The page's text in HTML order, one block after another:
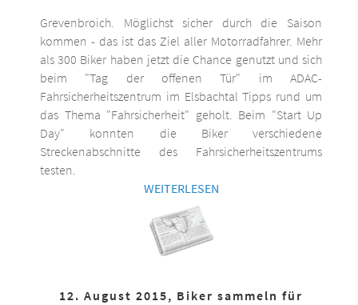
Grevenbroich. Möglichst sicher durch die Saison
kommen - das ist das Ziel aller Motorradfahrer. Mehr
als 300 Biker haben jetzt die Chance genutzt und sich
beim "Tag der offenen Tür" im ADAC-
Fahrsicherheitszentrum im Elsbachtal Tipps rund um
das Thema "Fahrsicherheit" geholt. Beim "Start Up
Day" konnten die Biker verschiedene
Streckenabschnitte des Fahrsicherheitszentrums
testen.
WEITERLESEN
12. August 2015, Biker sammeln für